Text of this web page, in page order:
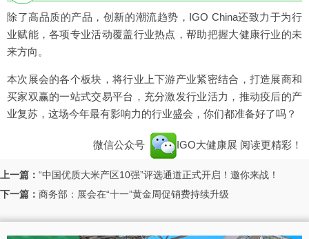
除了高品质的产品，创新的潮流趋势，IGO China还致力于为行
业赋能，各项专业活动覆盖行业热点，帮助把握大健康行业的未
来方向。
本次展会的各个板块，将行业上下游产业紧密结合，打造展商和
买家双赢的一站式交易平台，充分激发行业活力，推动疫后的产
业复苏，这场今年最有影响力的行业盛会，你们都准备好了吗？
微信公众号 IGO大健康展 阅读更精彩！
上一篇： “中国优质大米产区10强”评选通道正式开启！邀你来战！
下一篇： 商务部：展会在“十一”黄金周促销费持续升级